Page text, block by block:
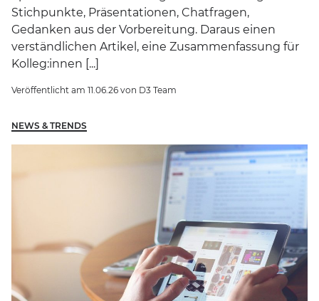
Stichpunkte, Präsentationen, Chatfragen,
Gedanken aus der Vorbereitung. Daraus einen
verständlichen Artikel, eine Zusammenfassung für
Kolleg:innen [...]
Veröffentlicht am 11.06.26 von D3 Team
NEWS & TRENDS